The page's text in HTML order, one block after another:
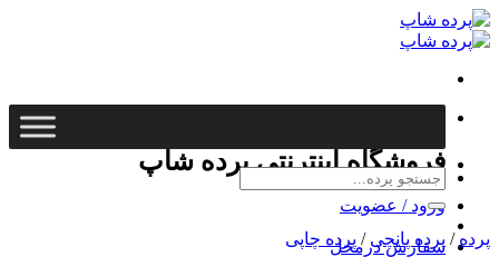
Skip
to
content
فروشگاه اینترنتی پرده شاپ
ورود / عضویت
سفارش درمحل
جستجو
پرده / پرده پانچی / پرده چاپی